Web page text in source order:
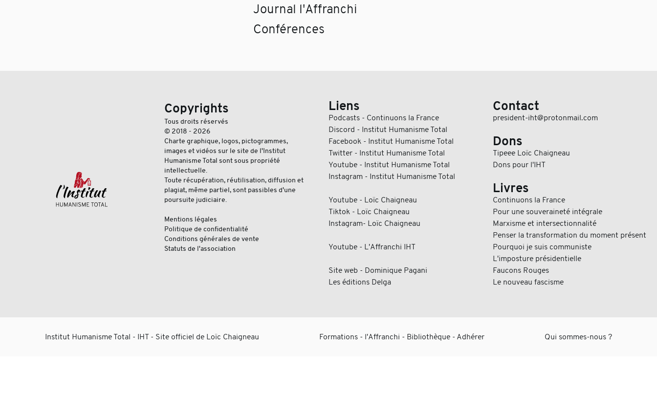
Journal l'Affranchi
Conférences
Copyrights
Tous droits réservés
© 2018 - 2026
Charte graphique, logos, pictogrammes,
images et vidéos sur le site de l'Institut
Humanisme Total sont sous propriété
intellectuelle.
Toute récupération, réutilisation, diffusion et
plagiat, même partiel, sont passibles d'une
poursuite judiciaire.
Mentions légales
Politique de confidentialité
Conditions générales de vente
Statuts de l'association
Liens
Podcasts - Continuons la France
Discord - Institut Humanisme Total
Facebook - Institut Humanisme Total
Twitter - Institut Humanisme Total
Youtube - Institut Humanisme Total
Instagram - Institut Humanisme Total
Youtube - Loïc Chaigneau
Tiktok - Loïc Chaigneau
Instagram- Loïc Chaigneau
Youtube - L'Affranchi IHT
Site web - Dominique Pagani
Les éditions Delga
Contact
president-iht@protonmail.com
Dons
Tipeee Loïc Chaigneau
Dons pour l'IHT
Livres
Continuons la France
Pour une souveraineté intégrale
Marxisme et intersectionnalité
Penser la transformation du moment présent
Pourquoi je suis communiste
L'imposture présidentielle
Faucons Rouges
Le nouveau fascisme
Institut Humanisme Total - IHT - Site officiel de Loïc Chaigneau Formations- l'Affranchi - Bibliothèque- Adhérer Qui sommes-nous ?